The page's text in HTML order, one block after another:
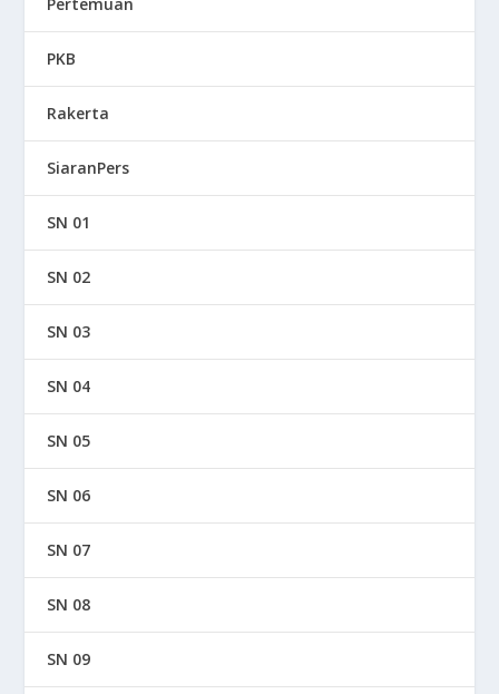
PKB
Rakerta
SiaranPers
SN 01
SN 02
SN 03
SN 04
SN 05
SN 06
SN 07
SN 08
SN 09